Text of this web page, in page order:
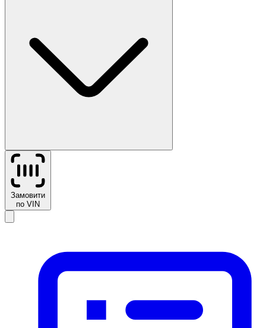
Замовити
по VIN